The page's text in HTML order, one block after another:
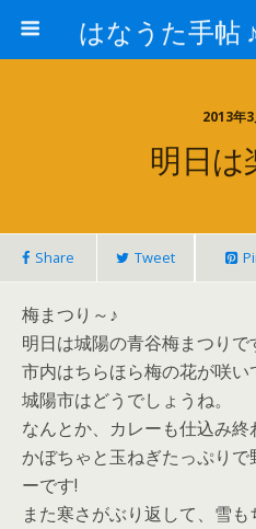
2013年
明日は
Share Tweet
梅まつり～♪
明日は城陽の青谷梅まつりで
市内はちらほら梅の花が咲い
城陽市はどうでしょうね。
なんとか、カレーも仕込み終
かぼちゃと玉ねぎたっぷり
ーです!
また寒さがぶり返して、雪